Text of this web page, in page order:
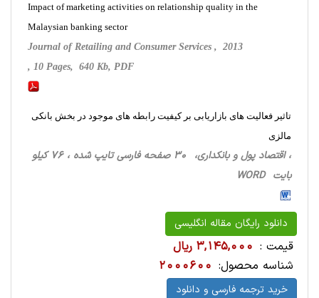
Impact of marketing activities on relationship quality in the
Malaysian banking sector
Journal of Retailing and Consumer Services , 2013
, 10 Pages, 640 Kb, PDF
تاثیر فعالیت های بازاریابی بر کیفیت رابطه های موجود در بخش بانکی
مالزی
، اقتصاد پول و بانکداری، 30 صفحه فارسی تایپ شده ، 76 کیلو
بایت WORD
دانلود رایگان مقاله انگلیسی
قیمت : 3,145,000 ریال
شناسه محصول: 2000600
خرید ترجمه فارسی و دانلود